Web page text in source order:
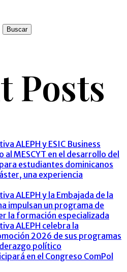
Buscar
Posts
ALEPH y ESIC Business
al MESCYT en el desarrollo del
estudiantes dominicanos
una experiencia
ALEPH y la Embajada de la
impulsan un programa de
la formación especializada
ALEPH celebra la
2026 de sus programas
político
en el Congreso ComPol